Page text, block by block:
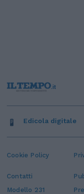
Cookie Policy
Contatti
Modello 231
Edicola digitale